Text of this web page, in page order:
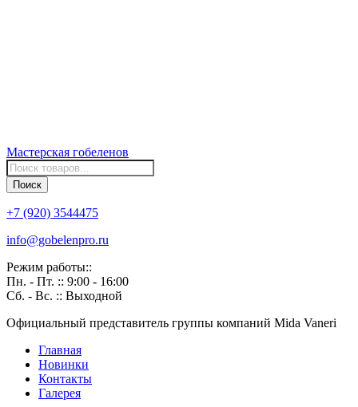
Мастерская гобеленов
Поиск
товаров
Поиск
+7 (920) 3544475
info@gobelenpro.ru
Режим работы::
Пн. - Пт. :: 9:00 - 16:00
Сб. - Вс. :: Выходной
Официальный представитель группы компаний Mida Vaneri
Главная
Новинки
Контакты
Галерея